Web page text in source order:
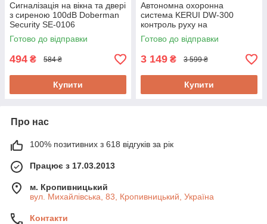
Сигналізація на вікна та двері
з сиреною 100dB Doberman
Security SE-0106
Готово до відправки
494 ₴ 584 ₴
Купити
Автономна охоронна
система KERUI DW-300
контроль руху на
віддаленому об'єкті до 300м з
детекцією до 12м
Готово до відправки
3 149 ₴ 3 599 ₴
Купити
Про нас
100% позитивних з 618 відгуків за рік
Працює з 17.03.2013
м. Кропивницький
вул. Михайлівська, 83, Кропивницький, Україна
Контакти